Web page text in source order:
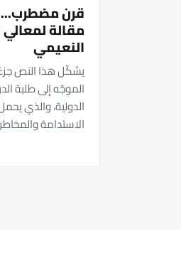
قرن مضطرب...
مقالة لمعالي
النعيمي
يشكّل هذا النص
الموجّه إلى طلبة
الدولية، والذي
الاستدامة